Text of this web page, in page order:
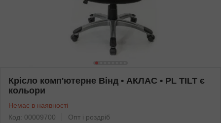
Крісло комп'ютерне Вінд • АКЛАС • PL TILT є
кольори
Немає в наявності
Код: 00009700
Опт і роздріб